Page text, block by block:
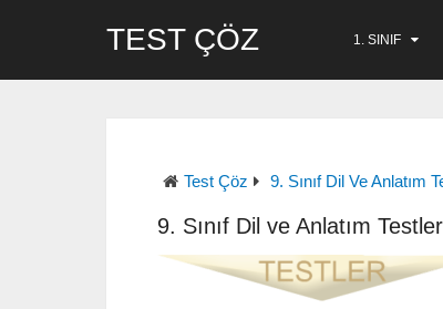
TEST ÇÖZ 1. SINIF
Test Çöz 9. Sınıf Dil Ve Anlatım
9. Sınıf Dil ve Anlatım